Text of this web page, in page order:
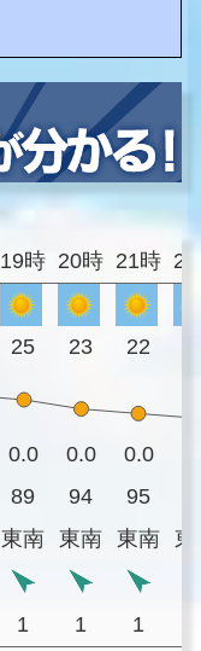
19時 20時 21時
25 23 22
0.0 0.0 0.0
89 94 95
東南 東南 東南 東
1 1 1